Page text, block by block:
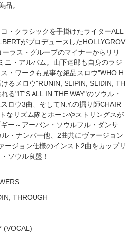
品。
・クラシックを手掛けたライターALL
がプロデュースしたHOLLYGROV
ラス・グループのマイナーからリリ
ニ・アルバム。山下達郎も自身のラジ
・ワークも見事な絶品スロウ"WHO H
るメロウ"RUNIN, SLIPIN, SLIDIN, TH
る"IT'S ALL IN THE WAY"のソウル・
ロウ3曲、そしてN.Y.の掘り師CHAIR
なリズム隊とホーンやストリングスが
ー～アーバン・ソウルフル・ダンサ
・ナンバー他、2曲共にヴァージョン
ージョン仕様のインスト2曲をカップリ
ソウル良盤！
THROUGH
(VOCAL)